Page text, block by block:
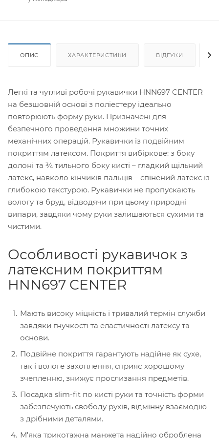
ОПИС ХАРАКТЕРИСТИКИ ВІДГУКИ
Легкі та чутливі робочі рукавички HNN697 CENTER
на безшовній основі з поліестеру ідеально
повторюють форму руки. Призначені для
безпечного проведення множини точних
механічних операцій. Рукавички із подвійним
покриттям латексом. Покриття вибіркове: з боку
долоні та ¾ тильного боку кисті – гладкий щільний
латекс, навколо кінчиків пальців – спінений латекс із
глибокою текстурою. Рукавички не пропускають
вологу та бруд, відводячи при цьому природні
випари, завдяки чому руки залишаються сухими та
чистими.
Особливості рукавичок з
латексним покриттям
HNN697 CENTER
Мають високу міцність і тривалий термін служби
завдяки гнучкості та еластичності латексу та
основи.
Подвійне покриття гарантують надійне як сухе,
так і вологе захоплення, сприяє хорошому
зчепленню, знижує прослизання предметів.
Посадка slim-fit по кисті руки та точність форми
забезпечують свободу рухів, відмінну взаємодію
з дрібними деталями.
М'яка трикотажна манжета надійно оброблена